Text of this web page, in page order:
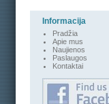
Informacija
Pradžia
Apie mus
Naujienos
Paslaugos
Kontaktai